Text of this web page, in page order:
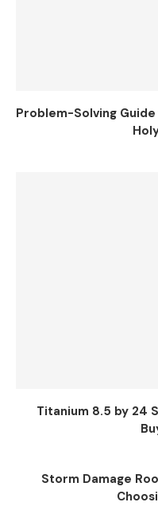
Problem-Solving
Titanium 8.5 by 24
Storm Damage